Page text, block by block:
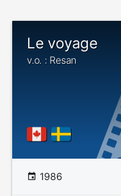
Le voyage
v.o. : Resan
1986